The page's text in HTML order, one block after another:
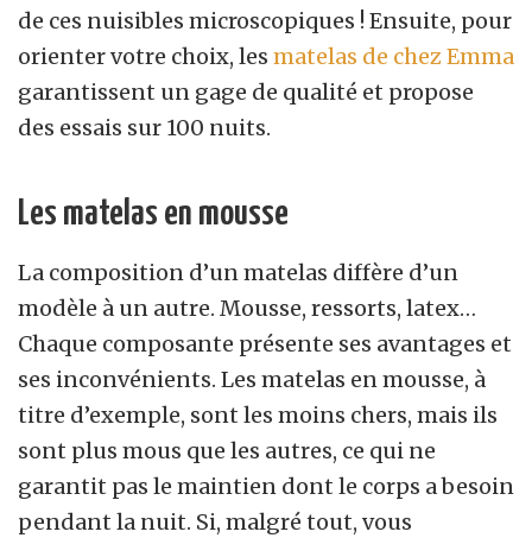
de ces nuisibles microscopiques ! Ensuite, pour
orienter votre choix, les matelas de chez Emma
garantissent un gage de qualité et propose
des essais sur 100 nuits.
Les matelas en mousse
La composition d’un matelas diffère d’un
modèle à un autre. Mousse, ressorts, latex…
Chaque composante présente ses avantages et
ses inconvénients. Les matelas en mousse, à
titre d’exemple, sont les moins chers, mais ils
sont plus mous que les autres, ce qui ne
garantit pas le maintien dont le corps a besoin
pendant la nuit. Si, malgré tout, vous